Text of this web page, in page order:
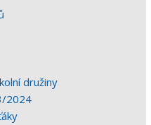
družiny
2024